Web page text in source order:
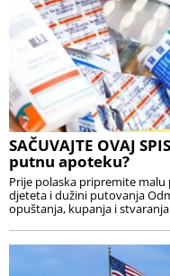
SAČUVAJTE OVAJ
putnu apoteku?
Prije polaska pripremite
djeteta i dužini putovanja
opuštanja, kupanja i